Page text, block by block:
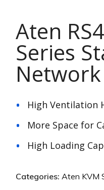
Aten
Series
Network
High Ventilation
More Space for
High Loading
Categories: Aten KVM